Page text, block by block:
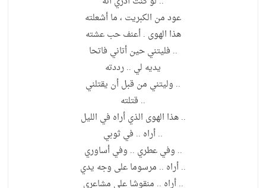
عود من الكبريت ، ما أشعلته
هذا الهوى . أعنف حب عشته
.. فليتني حين أتاني فاتحا
يديه لي .. رددته
.. وليتني من قبل أن يقتلني
.. قتلته
.. هذا الهوى الذي أراه في الليل
.. أراه .. في ثوبي
.. وفي عطري .. وفي أساوري
.. أراه .. مرسوما على وجه يدي
.. أراه .. منقوشا على مشاعري